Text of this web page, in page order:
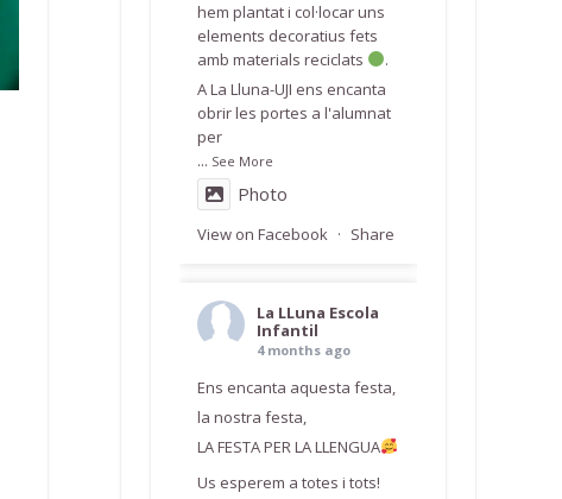
hem plantat i col·locar uns
elements decoratius fets
amb materials reciclats
.
A La Lluna-UJI ens encanta
obrir les portes a l'alumnat
per
... See More
Photo
View on Facebook · Share
La LLuna Escola
Infantil
4 months ago
Ens encanta aquesta festa,
la nostra festa,
LA FESTA PER LA LLENGUA
Us esperem a totes i tots!